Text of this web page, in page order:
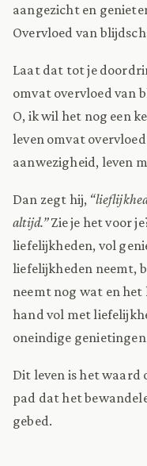
aangezicht en
Overvloed van
Laat dat tot je
omvat overvloed van
O, ik wil het nog een
leven omvat
aanwezigheid, leven
Dan zegt hij,
altijd.”Zie je het voor
liefelijkheden, vol
liefelijkheden neemt,
neemt nog wat en
hand vol met
oneindige
Dit leven is het waard
pad dat het
gebed.